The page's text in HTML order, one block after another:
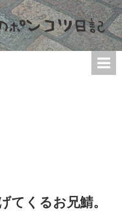
てくるお兄鯖。